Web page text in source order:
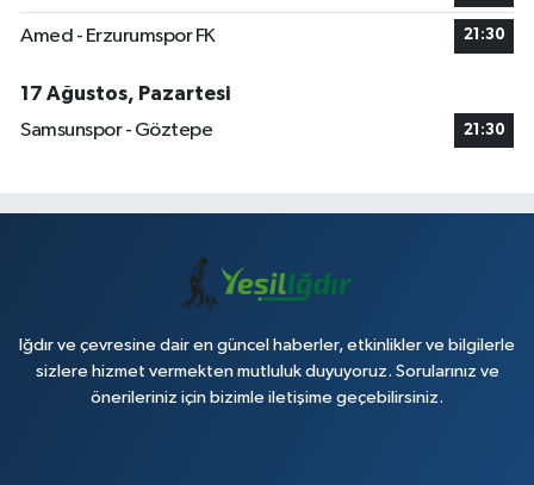
Amed - Erzurumspor FK 21:30
17 Ağustos, Pazartesi
Samsunspor - Göztepe
21:30
Iğdır ve çevresine dair en güncel haberler, etkinlikler ve bilgilerle
sizlere hizmet vermekten mutluluk duyuyoruz. Sorularınız ve
önerileriniz için bizimle iletişime geçebilirsiniz.